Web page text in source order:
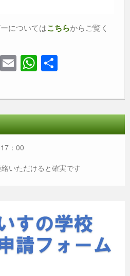
についてはこちらからご覧く
M
e
E
m
ail
W
h
at
s
A
p
：00
いただけると確実です